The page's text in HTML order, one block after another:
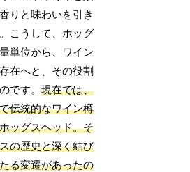
りと味わいを引き
こうして、ホッグ
単位から、ワイン
在へと、その役割
です。現在では、
伝統的なワイン樽
ッグスヘッド。そ
の歴史と深く結び
る変遷があったの